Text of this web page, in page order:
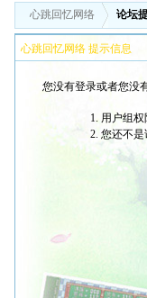
心跳回忆网络 论坛
心跳回忆网络 提示信息
您没有登录或者您没
用户组
您还不是